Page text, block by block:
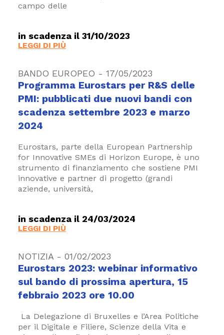
campo delle
in scadenza il 31/10/2023
LEGGI DI PIÙ
BANDO EUROPEO - 17/05/2023
Programma Eurostars per R&S delle
PMI: pubblicati due nuovi bandi con
scadenza settembre 2023 e marzo
2024
Eurostars, parte della European Partnership
for Innovative SMEs di Horizon Europe, è uno
strumento di finanziamento che sostiene PMI
innovative e partner di progetto (grandi
aziende, università,
in scadenza il 24/03/2024
LEGGI DI PIÙ
NOTIZIA - 01/02/2023
Eurostars 2023: webinar informativo
sul bando di prossima apertura, 15
febbraio 2023 ore 10.00
La Delegazione di Bruxelles e l’Area Politiche
per il Digitale e Filiere, Scienze della Vita e